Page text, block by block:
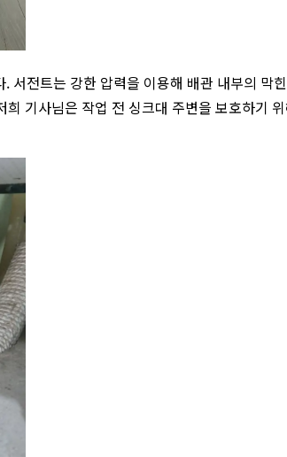
서전트는 강한 압력을 이용해 배관 내부의 막
기사님은 작업 전 싱크대 주변을 보호하기